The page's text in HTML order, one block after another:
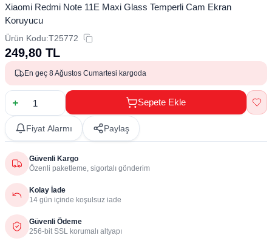
Xiaomi Redmi Note 11E Maxi Glass Temperli Cam Ekran
Koruyucu
Ürün Kodu:T25772
249,80 TL
En geç 8 Ağustos Cumartesi kargoda
Sepete Ekle
Fiyat Alarmı Paylaş
Güvenli Kargo
Özenli paketleme, sigortalı gönderim
Kolay İade
14 gün içinde koşulsuz iade
Güvenli Ödeme
256-bit SSL korumalı altyapı